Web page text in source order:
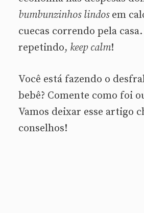
bumbunzinhos lindosem
cuecas correndo pela
repetindo, keep calm!
Você está fazendo o
bebê? Comente como foi
Vamos deixar esse artigo
conselhos!